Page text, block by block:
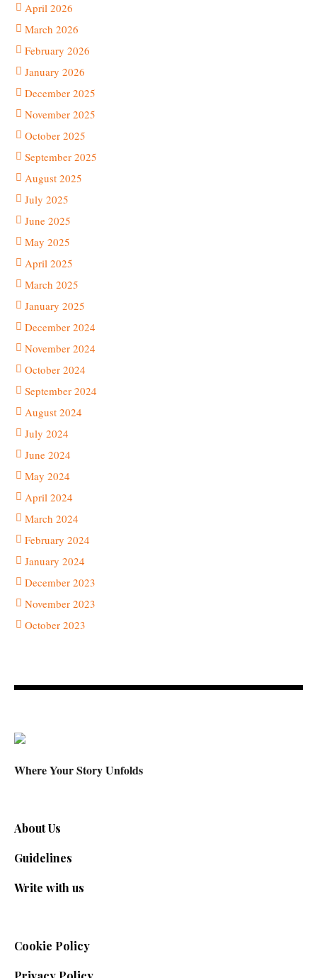
April 2026
March 2026
February 2026
January 2026
December 2025
November 2025
October 2025
September 2025
August 2025
July 2025
June 2025
May 2025
April 2025
March 2025
January 2025
December 2024
November 2024
October 2024
September 2024
August 2024
July 2024
June 2024
May 2024
April 2024
March 2024
February 2024
January 2024
December 2023
November 2023
October 2023
Where Your Story Unfolds
About Us
Guidelines
Write with us
Cookie Policy